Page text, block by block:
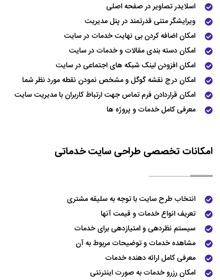
اسلایدر تصاویر در صفحه اصلی
ویرایشگر متنی قدرتمند در پنل مدیریت
امکان اضافه کردن بی نهایت خدمات در سایت
امکان دسته بندی مقالات و خدمات در سایت
امکان افزودن لینک شبکه های اجتماعی در سایت
امکان درج نقشه گوگل و مشخص نمودن نقطه مورد نظر شما
امکان قراردادن فرم تماس جهت ارتباط کاربران با مدیریت سایت
معرفی کامل خدمات و پروژه ها
امکانات تخصصی طراحی سایت خدماتی
انتخاب طرح سایت با توجه به سلیقه مشتری
تعریف انواع خدمات و قیمت آنها
سیستم نظردهی و امتیازدهی برای خدمات
مشاهده خدمات و توضیحات مربوط به آن
معرفی کامل ارائه دهنده خدمات
امکان رزرو خدمات به صورت اینترنتی